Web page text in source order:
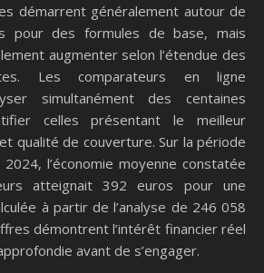
démarrent généralement autour de
pour des formules de base, mais
augmenter selon l’étendue des
Les comparateurs en ligne
simultanément des centaines
celles présentant le meilleur
qualité de couverture. Sur la période
l’économie moyenne constatée
atteignait 392 euros pour une
à partir de l’analyse de 246 058
démontrent l’intérêt financier réel
avant de s’engager.